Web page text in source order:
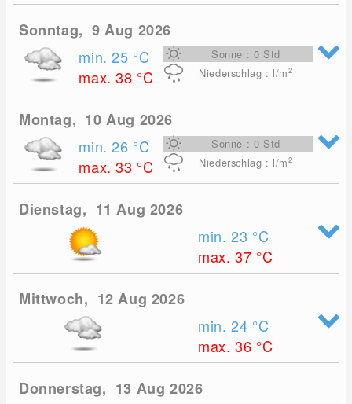
Sonntag, 9 Aug 2026
min. 25 °C
max. 38 °C
Sonne : 0 Std
Niederschlag : l/m2
Montag, 10 Aug 2026
min. 26 °C
max. 33 °C
Sonne : 0 Std
Niederschlag : l/m2
Dienstag, 11 Aug 2026
min. 23 °C
max. 37 °C
Mittwoch, 12 Aug 2026
min. 24 °C
max. 36 °C
Donnerstag, 13 Aug 2026